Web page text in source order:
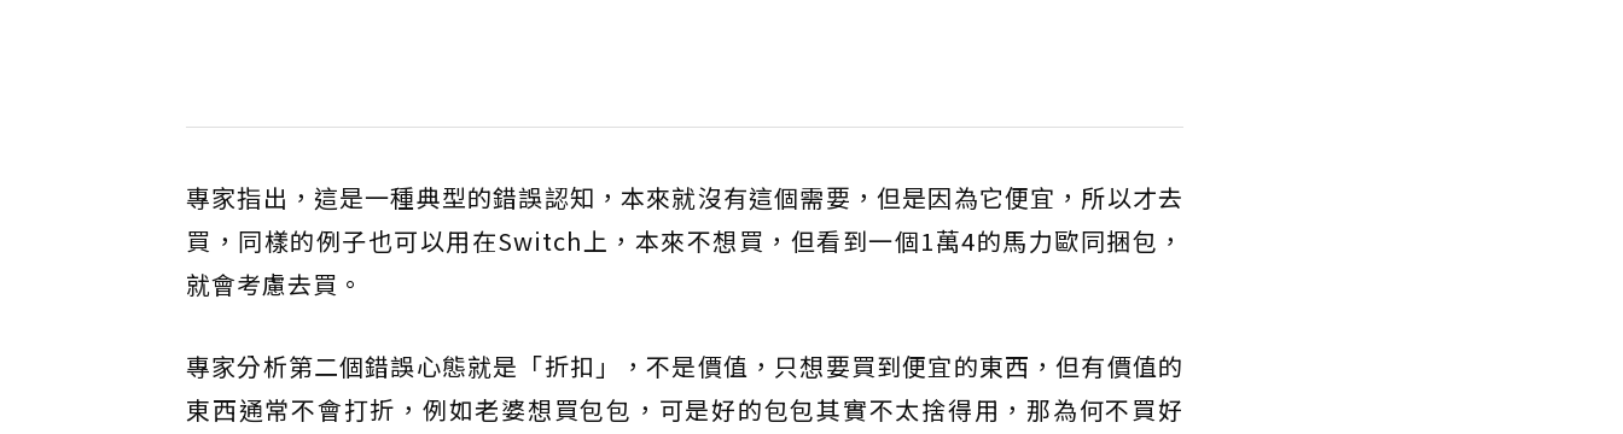
專家指出，這是一種典型的錯誤認知，本來就沒有這個需要，但是因為它便宜，所以才去
買，同樣的例子也可以用在Switch上，本來不想買，但看到一個1萬4的馬力歐同捆包，
就會考慮去買。
專家分析第二個錯誤心態就是「折扣」，不是價值，只想要買到便宜的東西，但有價值的
東西通常不會打折，例如老婆想買包包，可是好的包包其實不太捨得用，那為何不買好